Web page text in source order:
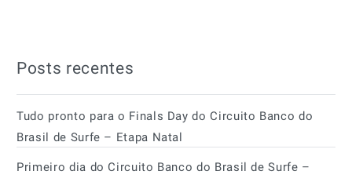
Posts recentes
Tudo pronto para o Finals Day do Circuito Banco do
Brasil de Surfe – Etapa Natal
Primeiro dia do Circuito Banco do Brasil de Surfe –